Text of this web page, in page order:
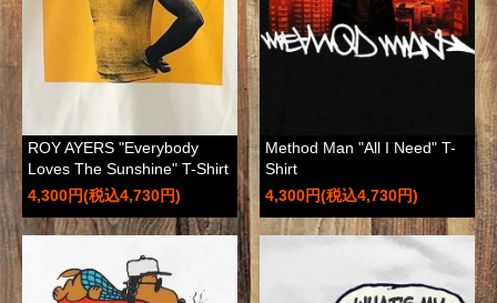
ROY AYERS "Everybody
Loves The Sunshine" T-Shirt
4,300円(税込4,730円)
Method Man "All I Need" T-
Shirt
4,300円(税込4,730円)